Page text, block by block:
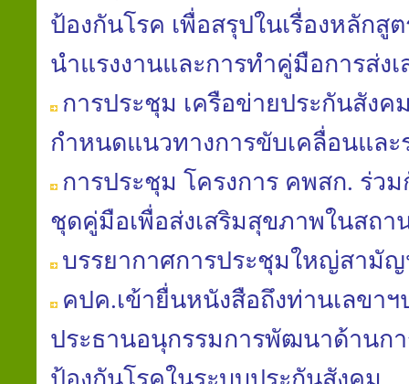
ป้องกัน​โรค​ เพื่อสรุปในเรื่องหลัก
นํา​แรงงานและการทำคู่มือ​การส่ง
การประชุม เครือข่ายประกันสัง
กำหนดแนวทางการขับเคลื่อนและ
การประชุม โครงการ คพสก. ร่ว
ชุดคู่มือเพื่อส่งเสริมสุขภาพในสถา
บรรยากาศการประชุมใหญ่สามัญ
คปค.เข้ายื่นหนังสือถึงท่านเลขา
ประธานอนุกรรมการพัฒนาด้านก
ป้องกันโรคในระบบประกันสังคม